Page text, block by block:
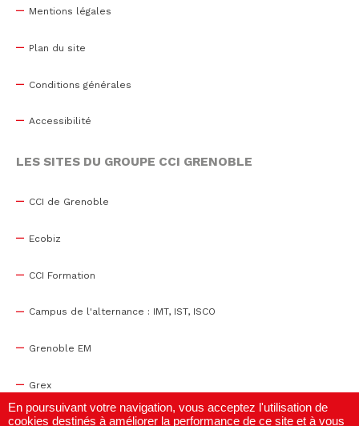
Mentions légales
Plan du site
Conditions générales
Accessibilité
LES SITES DU GROUPE CCI GRENOBLE
CCI de Grenoble
Ecobiz
CCI Formation
Campus de l'alternance : IMT, IST, ISCO
Grenoble EM
Grex
WTC Grenoble
En poursuivant votre navigation, vous acceptez l'utilisation de
cookies destinés à améliorer la performance de ce site et à vous